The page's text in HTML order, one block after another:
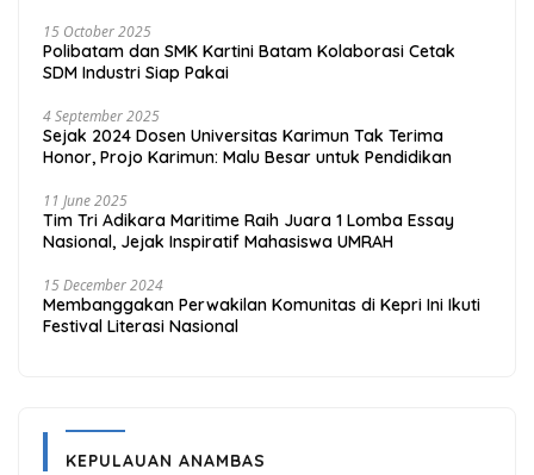
15 October 2025
Polibatam dan SMK Kartini Batam Kolaborasi Cetak
SDM Industri Siap Pakai
4 September 2025
Sejak 2024 Dosen Universitas Karimun Tak Terima
Honor, Projo Karimun: Malu Besar untuk Pendidikan
11 June 2025
Tim Tri Adikara Maritime Raih Juara 1 Lomba Essay
Nasional, Jejak Inspiratif Mahasiswa UMRAH
15 December 2024
Membanggakan Perwakilan Komunitas di Kepri Ini Ikuti
Festival Literasi Nasional
KEPULAUAN ANAMBAS